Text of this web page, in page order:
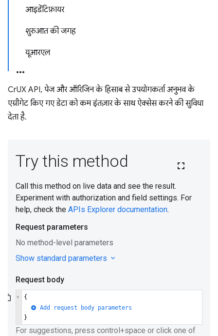
आइडेंटिफ़ायर
शुरुआत की जगह
यूआरएल
CrUX API, पेज और ऑरिजिन के हिसाब से उपयोगकर्ता अनुभव के
एग्रीगेट किए गए डेटा को कम इंतज़ार के साथ ऐक्सेस करने की सुविधा
देता है.